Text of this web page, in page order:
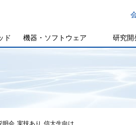
ド 機器・ソフトウェア 研究開
明会_実技あり_信大生向け